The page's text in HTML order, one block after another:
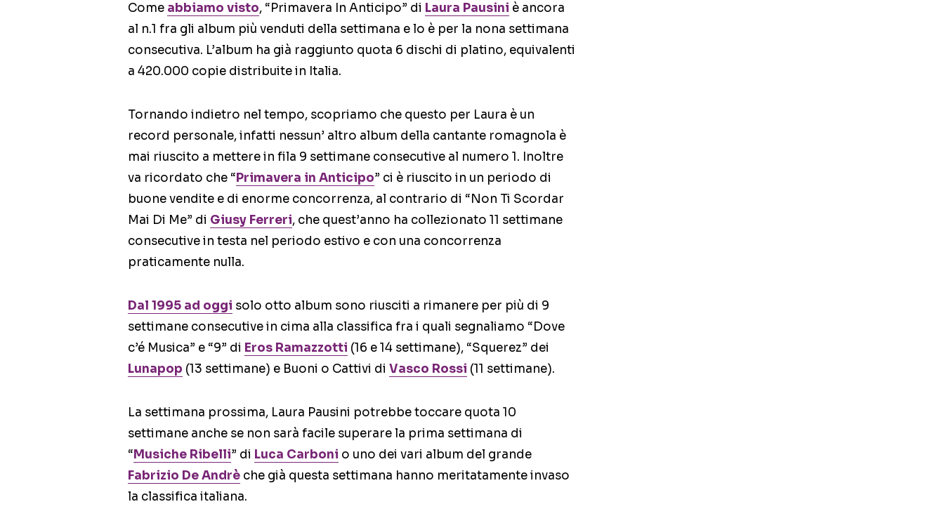
Come abbiamo visto, “Primavera In Anticipo” di Laura Pausini è ancora
al n.1 fra gli album più venduti della settimana e lo è per la nona settimana
consecutiva. L’album ha già raggiunto quota 6 dischi di platino, equivalenti
a 420.000 copie distribuite in Italia.
Tornando indietro nel tempo, scopriamo che questo per Laura è un
record personale, infatti nessun’ altro album della cantante romagnola è
mai riuscito a mettere in fila 9 settimane consecutive al numero 1. Inoltre
va ricordato che “Primavera in Anticipo” ci è riuscito in un periodo di
buone vendite e di enorme concorrenza, al contrario di “Non Ti Scordar
Mai Di Me” di Giusy Ferreri, che quest’anno ha collezionato 11 settimane
consecutive in testa nel periodo estivo e con una concorrenza
praticamente nulla.
Dal 1995 ad oggi solo otto album sono riusciti a rimanere per più di 9
settimane consecutive in cima alla classifica fra i quali segnaliamo “Dove
c’é Musica” e “9” di Eros Ramazzotti (16 e 14 settimane), “Squerez” dei
Lunapop (13 settimane) e Buoni o Cattivi di Vasco Rossi (11 settimane).
La settimana prossima, Laura Pausini potrebbe toccare quota 10
settimane anche se non sarà facile superare la prima settimana di
“Musiche Ribelli” di Luca Carboni o uno dei vari album del grande
Fabrizio De Andrè che già questa settimana hanno meritatamente invaso
la classifica italiana.